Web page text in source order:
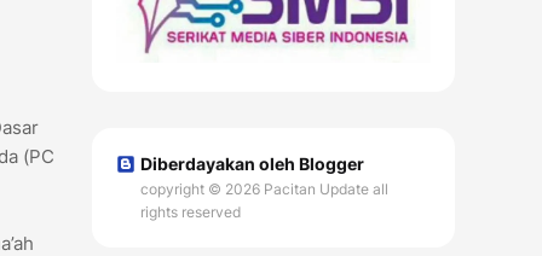
(PC
Diberdayakan oleh Blogger
copyright © 2026 Pacitan Update all
rights reserved